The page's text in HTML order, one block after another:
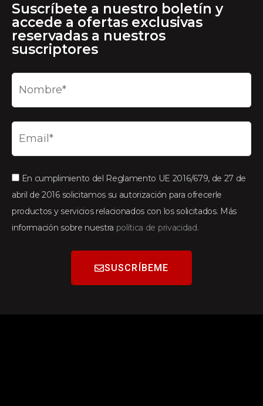
Suscríbete a nuestro boletín y
accede a ofertas exclusivas
reservadas a nuestros
suscriptores
En cumplimiento del Reglamento UE 2016/679, de 27 de
abril de 2016 solicitamos su autorización para ofrecerle
productos y servicios relacionados con los solicitados. Más
información sobre nuestra política de privacidad.
SUSCRÍBEME